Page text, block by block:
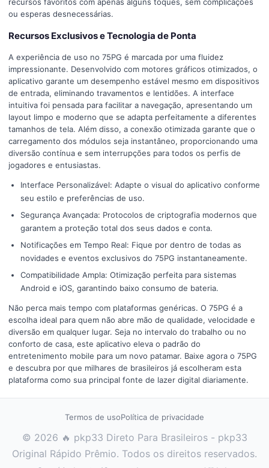
ou esperas desnecessárias.
Recursos Exclusivos e Tecnologia de Ponta
A experiência de uso no 75PG é marcada por uma fluidez
impressionante. Desenvolvido com motores gráficos otimizados, o
aplicativo garante um desempenho estável mesmo em dispositivos
de entrada, eliminando travamentos e lentidões. A interface
intuitiva foi pensada para facilitar a navegação, apresentando um
layout limpo e moderno que se adapta perfeitamente a diferentes
tamanhos de tela. Além disso, a conexão otimizada garante que o
carregamento dos módulos seja instantâneo, proporcionando uma
diversão contínua e sem interrupções para todos os perfis de
jogadores e entusiastas.
Interface Personalizável: Adapte o visual do aplicativo conforme
seu estilo e preferências de uso.
Segurança Avançada: Protocolos de criptografia modernos que
garantem a proteção total dos seus dados e conta.
Notificações em Tempo Real: Fique por dentro de todas as
novidades e eventos exclusivos do 75PG instantaneamente.
Compatibilidade Ampla: Otimização perfeita para sistemas
Android e iOS, garantindo baixo consumo de bateria.
Não perca mais tempo com plataformas genéricas. O 75PG é a
escolha ideal para quem não abre mão de qualidade, velocidade e
diversão em qualquer lugar. Seja no intervalo do trabalho ou no
conforto de casa, este aplicativo eleva o padrão do
entretenimento mobile para um novo patamar. Baixe agora o 75PG
e descubra por que milhares de brasileiros já escolheram esta
plataforma como sua principal fonte de lazer digital diariamente.
Termos de usoPolítica de privacidade
© 2026 🔥 pkp33 Direto Para Brasileiros - pkp33
Original Rápido Prêmio. Todos os direitos reservados.